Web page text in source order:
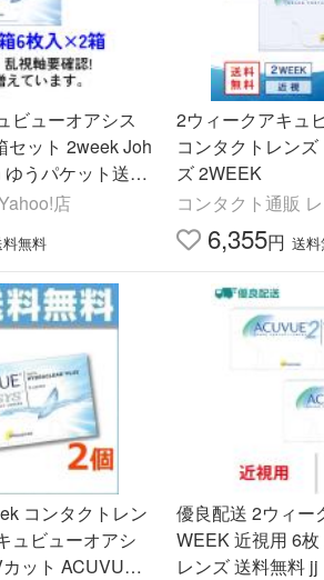
ビューオアシス
セット 2week Joh
うパケット送料
店
無料
2ウィークアキュ
コンタクトレン
ズ 2WEEK
コンタクト通販
6,355円 送
コンタクトレン
ュビューオアシ
ット ACUVUE O
優良配送 2ウィー
WEEK 近視用 6枚
レンズ 送料無料 jj